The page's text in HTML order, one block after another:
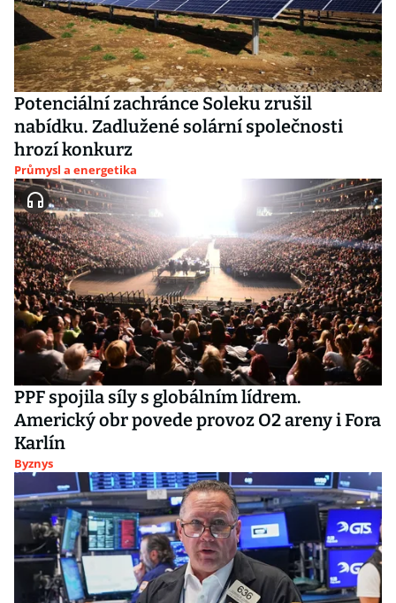
Potenciální zachránce Soleku zrušil
nabídku. Zadlužené solární společnosti
hrozí konkurz
Průmysl a energetika
PPF spojila síly s globálním lídrem.
Americký obr povede provoz O2 areny i Fora
Karlín
Byznys